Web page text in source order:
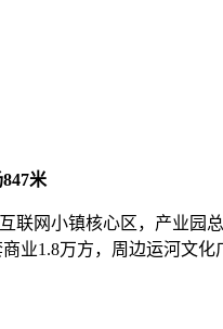
米
联网小镇核心区，产业园
业1.8万方，周边运河文